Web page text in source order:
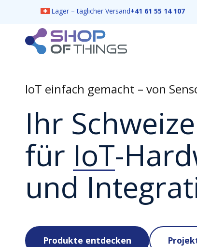
Lager – täglicher Versand+41 61 55 14 107
ShopOfThings
IoT einfach gemacht – von
Ihr
für IoT-
und
Produkte entdecken